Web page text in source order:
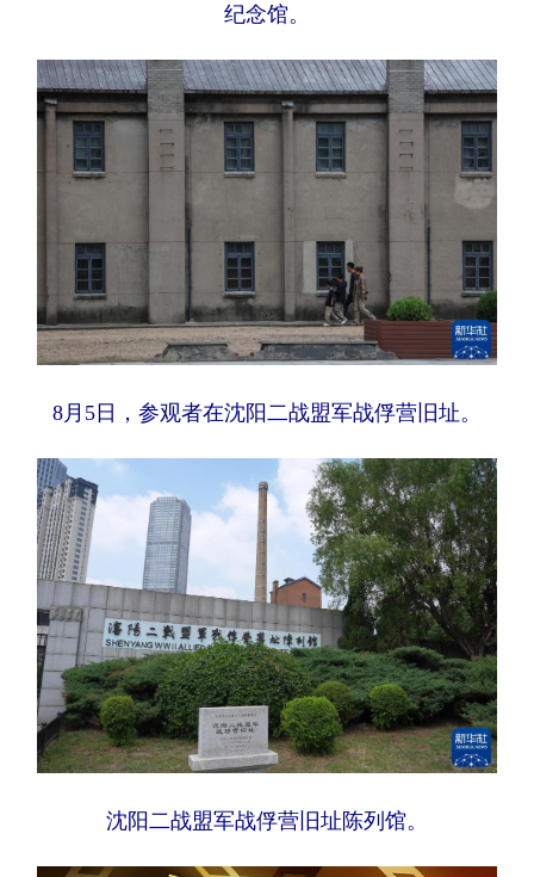
纪念馆。
8月5日，参观者在沈阳二战盟军战俘营旧址。
沈阳二战盟军战俘营旧址陈列馆。